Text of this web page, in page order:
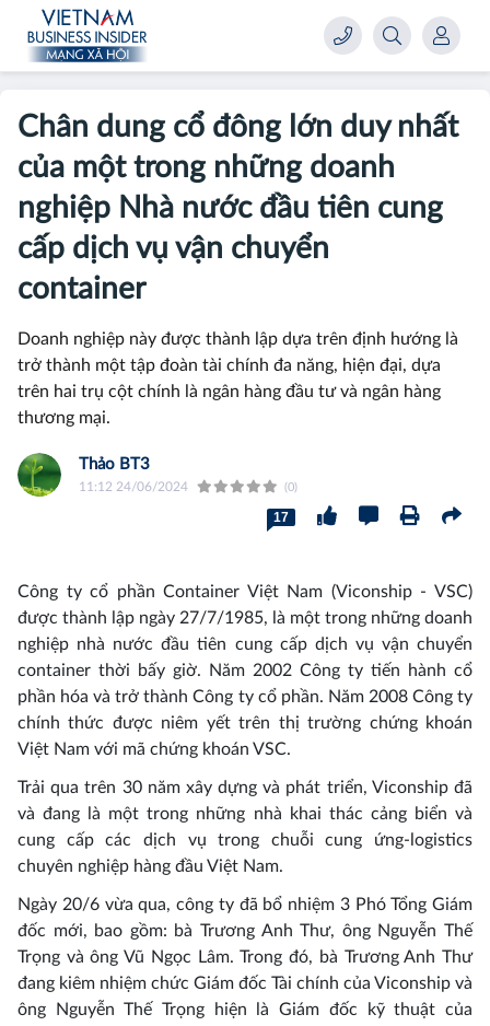
Chân dung cổ đông lớn duy nhất
của một trong những doanh
nghiệp Nhà nước đầu tiên cung
cấp dịch vụ vận chuyển
container
Doanh nghiệp này được thành lập dựa trên định hướng là
trở thành một tập đoàn tài chính đa năng, hiện đại, dựa
trên hai trụ cột chính là ngân hàng đầu tư và ngân hàng
thương mại.
Thảo BT3
11:12 24/06/2024 (0)
17
Công ty cổ phần Container Việt Nam (Viconship - VSC)
được thành lập ngày 27/7/1985, là một trong những doanh
nghiệp nhà nước đầu tiên cung cấp dịch vụ vận chuyển
container thời bấy giờ. Năm 2002 Công ty tiến hành cổ
phần hóa và trở thành Công ty cổ phần. Năm 2008 Công ty
chính thức được niêm yết trên thị trường chứng khoán
Việt Nam với mã chứng khoán VSC.
Trải qua trên 30 năm xây dựng và phát triển, Viconship đã
và đang là một trong những nhà khai thác cảng biển và
cung cấp các dịch vụ trong chuỗi cung ứng-logistics
chuyên nghiệp hàng đầu Việt Nam.
Ngày 20/6 vừa qua, công ty đã bổ nhiệm 3 Phó Tổng Giám
đốc mới, bao gồm: bà Trương Anh Thư, ông Nguyễn Thế
Trọng và ông Vũ Ngọc Lâm. Trong đó, bà Trương Anh Thư
đang kiêm nhiệm chức Giám đốc Tài chính của Viconship và
ông Nguyễn Thế Trọng hiện là Giám đốc kỹ thuật của